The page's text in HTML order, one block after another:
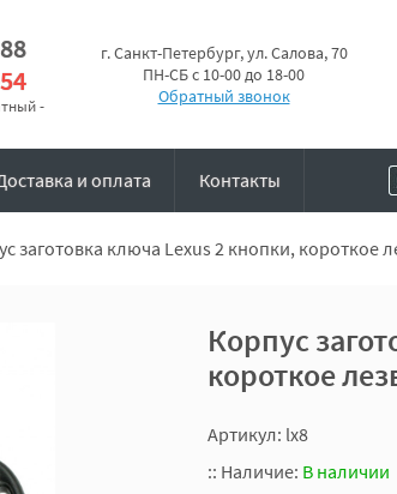
-
г. Санкт-Петербург, ул. Салова, 70
ПН-СБ с 10-00 до 18-00
Обратный звонок
и оплата Контакты
заготовка ключа Lexus 2 кнопки, короткое
Корпус
короткое
Артикул: lx8
:: Наличие: В наличии